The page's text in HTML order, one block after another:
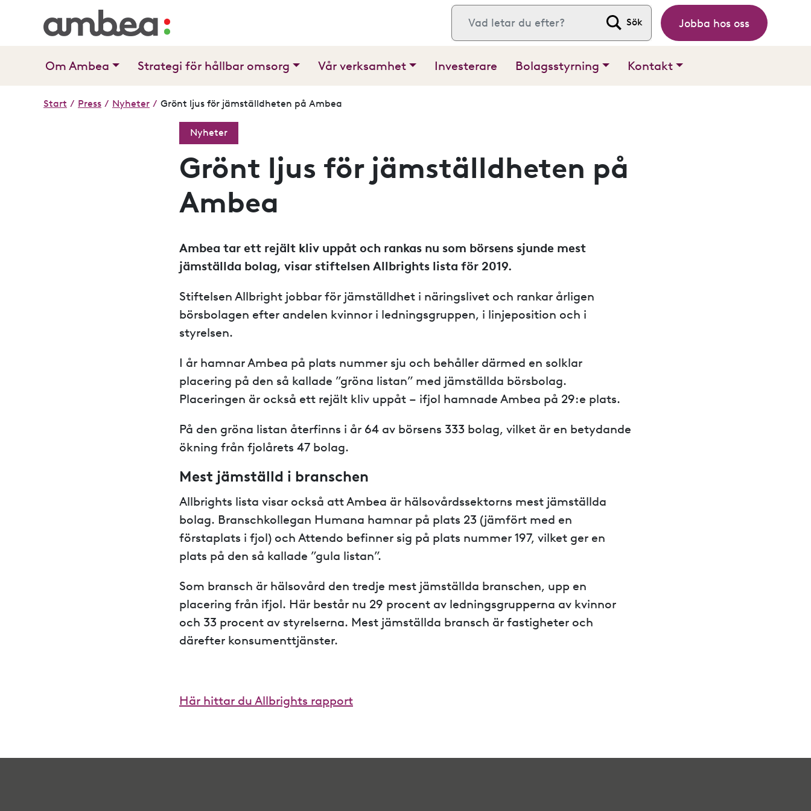
Sök efter: Jobba hos oss
Om Ambea Strategi för hållbar omsorg Vår verksamhet Investerare Bolagsstyrning Kontakt
Start / Press / Nyheter / Grönt ljus för jämställdheten på Ambea
Nyheter
Grönt ljus för jämställdheten på
Ambea
Ambea tar ett rejält kliv uppåt och rankas nu som börsens sjunde mest
jämställda bolag, visar stiftelsen Allbrights lista för 2019.
Stiftelsen Allbright jobbar för jämställdhet i näringslivet och rankar årligen
börsbolagen efter andelen kvinnor i ledningsgruppen, i linjeposition och i
styrelsen.
I år hamnar Ambea på plats nummer sju och behåller därmed en solklar
placering på den så kallade ”gröna listan” med jämställda börsbolag.
Placeringen är också ett rejält kliv uppåt – ifjol hamnade Ambea på 29:e plats.
På den gröna listan återfinns i år 64 av börsens 333 bolag, vilket är en betydande
ökning från fjolårets 47 bolag.
Mest jämställd i branschen
Allbrights lista visar också att Ambea är hälsovårdssektorns mest jämställda
bolag. Branschkollegan Humana hamnar på plats 23 (jämfört med en
förstaplats i fjol) och Attendo befinner sig på plats nummer 197, vilket ger en
plats på den så kallade ”gula listan”.
Som bransch är hälsovård den tredje mest jämställda branschen, upp en
placering från ifjol. Här består nu 29 procent av ledningsgrupperna av kvinnor
och 33 procent av styrelserna. Mest jämställda bransch är fastigheter och
därefter konsumenttjänster.
Här hittar du Allbrights rapport